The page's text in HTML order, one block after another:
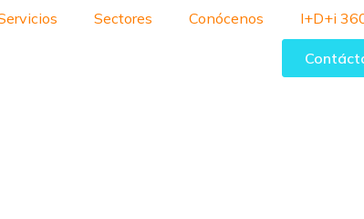
Sectores Conócenos I+D+i